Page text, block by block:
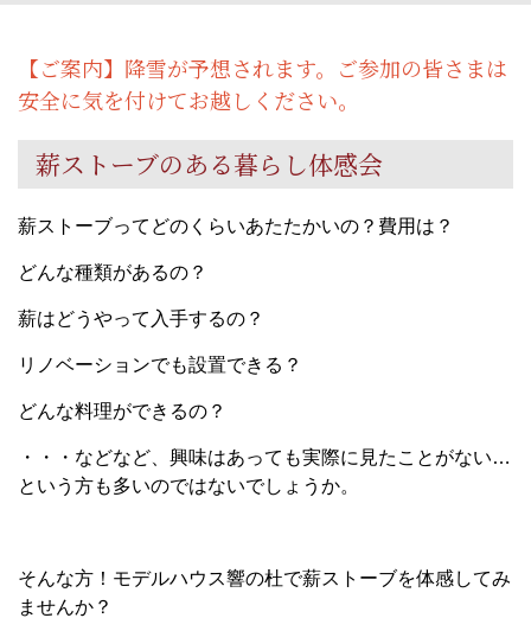
【ご案内】降雪が予想されます。ご参加の皆さまは
安全に気を付けてお越しください。
薪ストーブのある暮らし体感会
薪ストーブってどのくらいあたたかいの？費用は？
どんな種類があるの？
薪はどうやって入手するの？
リノベーションでも設置できる？
どんな料理ができるの？
・・・などなど、興味はあっても実際に見たことがない…
という方も多いのではないでしょうか。
そんな方！モデルハウス響の杜で薪ストーブを体感してみ
ませんか？